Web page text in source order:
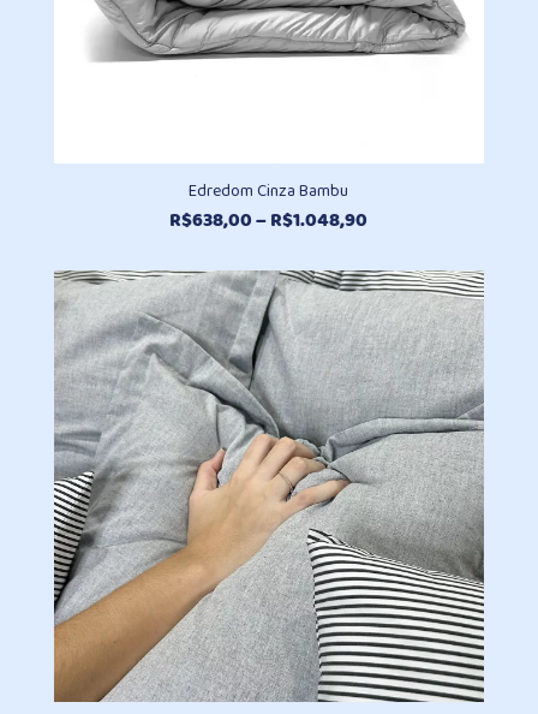
Edredom Cinza Bambu
R$638,00–R$1.048,90
preço:
R$638,00
através
R$1.048,90